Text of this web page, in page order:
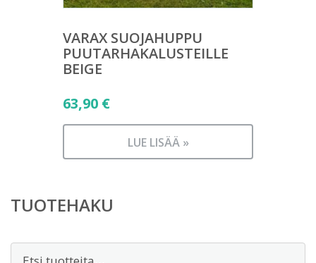
VARAX SUOJAHUPPU
PUUTARHAKALUSTEILLE
BEIGE
63,90 €
LUE LISÄÄ »
TUOTEHAKU